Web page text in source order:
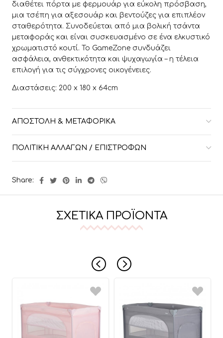
διαθέτει πόρτα με φερμουάρ για εύκολη πρόσβαση,
μια τσέπη για αξεσουάρ και βεντούζες για επιπλέον
σταθερότητα. Συνοδεύεται από μια βολική τσάντα
μεταφοράς και είναι συσκευασμένο σε ένα ελκυστικό
χρωματιστό κουτί. Το GameZone συνδυάζει
ασφάλεια, ανθεκτικότητα και ψυχαγωγία – η τέλεια
επιλογή για τις σύγχρονες οικογένειες.
Διαστάσεις: 200 x 180 x 64cm
ΑΠΟΣΤΟΛΉ & ΜΕΤΑΦΟΡΙΚΆ
ΠΟΛΙΤΙΚΉ ΑΛΛΑΓΏΝ / ΕΠΙΣΤΡΟΦΏΝ
Share:
ΣΧΕΤΙΚΆ ΠΡΟΪΌΝΤΑ